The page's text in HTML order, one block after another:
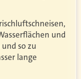
und
so zu
lange